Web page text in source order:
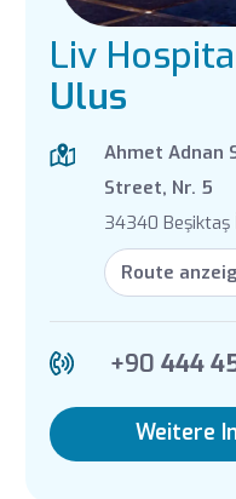
Liv
Ulus
Ahmet Adnan
Street, Nr. 5
34340 Beşiktaş
Route
+90 444
Weitere